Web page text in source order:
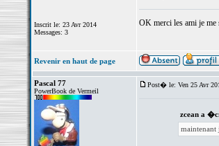
Inscrit le: 23 Avr 2014
Messages: 3
OK merci les ami je me
Revenir en haut de page
Pascal 77
PowerBook de Vermeil
Post� le: Ven 25 Avr
zcean a
maintenant